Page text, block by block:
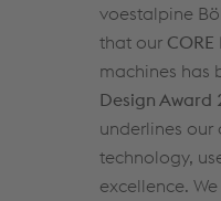
voestalpine
that our
machines has
Design Award
underlines
technology,
excellence.